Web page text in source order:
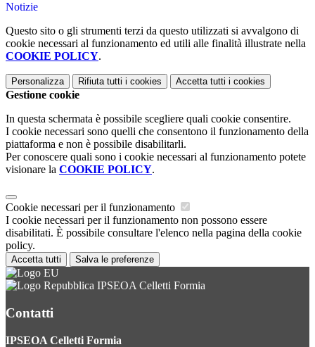
Notizie
Questo sito o gli strumenti terzi da questo utilizzati si avvalgono di
cookie necessari al funzionamento ed utili alle finalità illustrate nella
COOKIE POLICY.
Personalizza Rifiuta tutti i cookies Accetta tutti i cookies
Gestione cookie
In questa schermata è possibile scegliere quali cookie consentire.
I cookie necessari sono quelli che consentono il funzionamento della
piattaforma e non è possibile disabilitarli.
Per conoscere quali sono i cookie necessari al funzionamento potete
visionare la COOKIE POLICY.
Cookie necessari per il funzionamento
I cookie necessari per il funzionamento non possono essere
disabilitati. È possibile consultare l'elenco nella pagina della cookie
policy.
Accetta tutti Salva le preferenze
IPSEOA Celletti Formia
Contatti
IPSEOA Celletti Formia